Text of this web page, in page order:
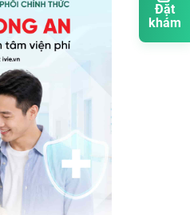
Đặt
khám